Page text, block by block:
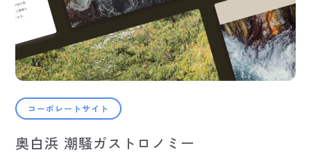
コーポレートサイト
奥白浜 潮騒ガストロノミー